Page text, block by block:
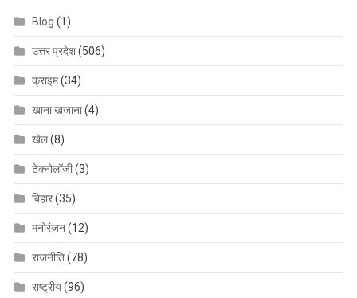
Blog (1)
उत्तर प्रदेश(506)
क्राइम(34)
खाना खजाना(4)
खेल(8)
टेक्नोलॉजी(3)
बिहार(35)
मनोरंजन(12)
राजनीति(78)
राष्ट्रीय(96)